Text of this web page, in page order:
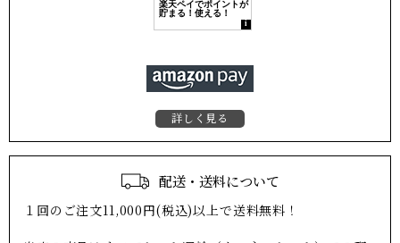
詳しく見る
配送・送料について
１回のご注文11,000円(税込)以上で送料無料！